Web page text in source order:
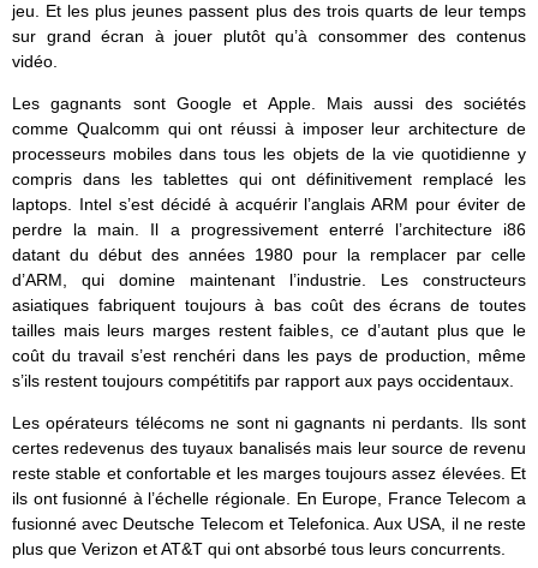
jeu. Et les plus jeunes passent plus des trois quarts de leur temps
sur grand écran à jouer plutôt qu’à consommer des contenus
vidéo.
Les gagnants sont Google et Apple. Mais aussi des sociétés
comme Qualcomm qui ont réussi à imposer leur architecture de
processeurs mobiles dans tous les objets de la vie quotidienne y
compris dans les tablettes qui ont définitivement remplacé les
laptops. Intel s’est décidé à acquérir l’anglais ARM pour éviter de
perdre la main. Il a progressivement enterré l’architecture i86
datant du début des années 1980 pour la remplacer par celle
d’ARM, qui domine maintenant l’industrie. Les constructeurs
asiatiques fabriquent toujours à bas coût des écrans de toutes
tailles mais leurs marges restent faibles, ce d’autant plus que le
coût du travail s’est renchéri dans les pays de production, même
s’ils restent toujours compétitifs par rapport aux pays occidentaux.
Les opérateurs télécoms ne sont ni gagnants ni perdants. Ils sont
certes redevenus des tuyaux banalisés mais leur source de revenu
reste stable et confortable et les marges toujours assez élevées. Et
ils ont fusionné à l’échelle régionale. En Europe, France Telecom a
fusionné avec Deutsche Telecom et Telefonica. Aux USA, il ne reste
plus que Verizon et AT&T qui ont absorbé tous leurs concurrents.